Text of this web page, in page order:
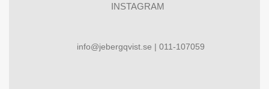
INSTAGRAM
info@jebergqvist.se | 011-107059